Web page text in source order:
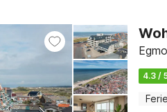
4.3 /